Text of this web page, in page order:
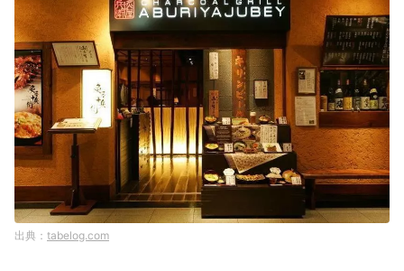
tabelog.com